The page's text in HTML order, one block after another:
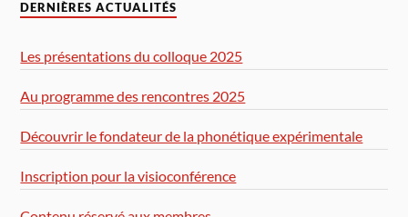
DERNIÈRES ACTUALITÉS
Les présentations du colloque 2025
Au programme des rencontres 2025
Découvrir le fondateur de la phonétique expérimentale
Inscription pour la visioconférence